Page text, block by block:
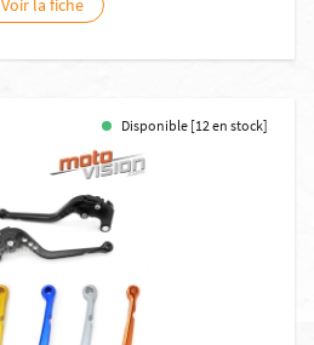
Voir la fiche
Disponible [12 en stock]